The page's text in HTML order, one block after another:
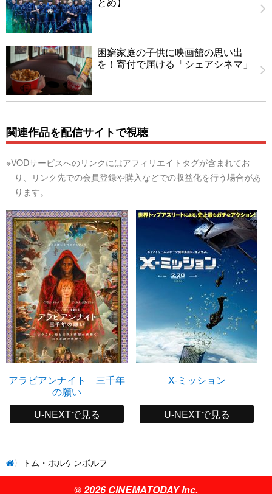
困窮家庭の子供に映画館の思い出
を！寄付で届ける「シェアシネマ」
関連作品を配信サイトで視聴
※VODサービスへのリンクにはアフィリエイトタグが含まれてお
り、リンク先での会員登録や購入などでの収益化を行う場合があ
ります。
アラビアンナイト 三千年
の願い
U-NEXTで見る
X-ミッション
U-NEXTで見る
トム・ホルケンボルフ
© 2026 CINEMATODAY Inc.